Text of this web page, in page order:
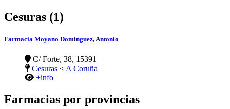
Cesuras (1)
Farmacia Moyano Dominguez, Antonio
C/ Forte, 38, 15391
Cesuras < A Coruña
+info
Farmacias por provincias